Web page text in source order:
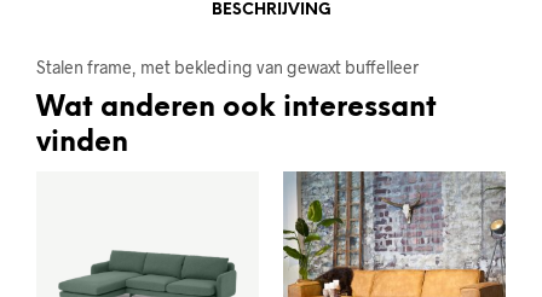
BESCHRIJVING
Stalen frame, met bekleding van gewaxt buffelleer
Wat anderen ook interessant
vinden